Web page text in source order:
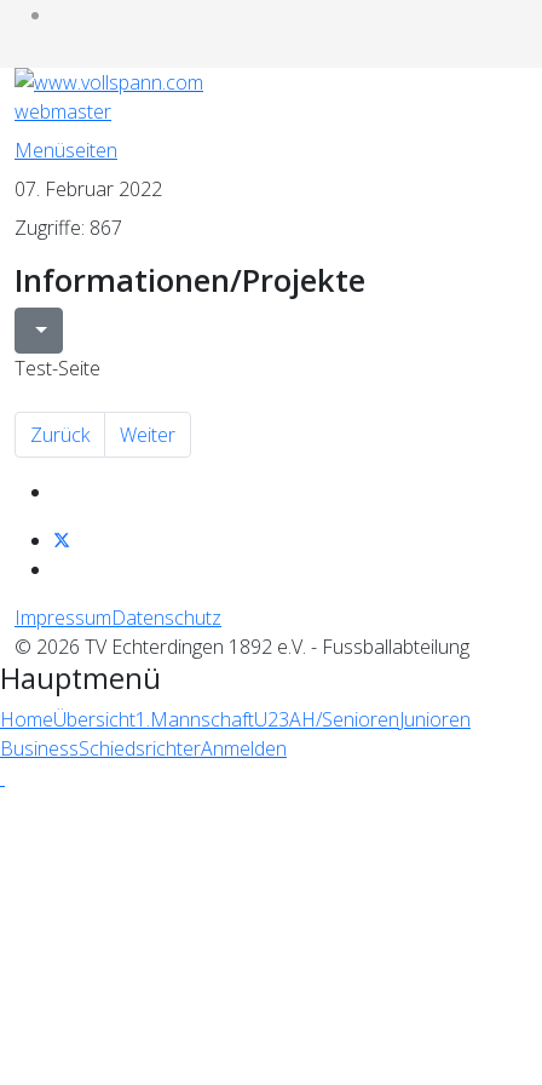
webmaster
Menüseiten
07. Februar 2022
Zugriffe: 867
Informationen/Projekte
Test-Seite
Vorheriger Beitrag: Ansprechpartner
Zurück Nächster Beitrag: FanShop
Weiter
ImpressumDatenschutz
© 2026 TV Echterdingen 1892 e.V. - Fussballabteilung
Hauptmenü
HomeÜbersicht1.MannschaftU23AH/SeniorenJunioren
BusinessSchiedsrichterAnmelden